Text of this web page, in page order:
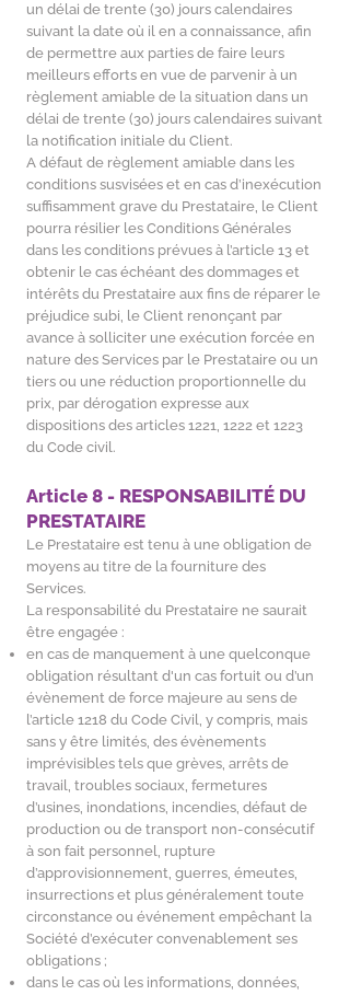
un délai de trente (30) jours calendaires
suivant la date où il en a connaissance, afin
de permettre aux parties de faire leurs
meilleurs efforts en vue de parvenir à un
règlement amiable de la situation dans un
délai de trente (30) jours calendaires suivant
la notification initiale du Client.
A défaut de règlement amiable dans les
conditions susvisées et en cas d’inexécution
suffisamment grave du Prestataire, le Client
pourra résilier les Conditions Générales
dans les conditions prévues à l’article 13 et
obtenir le cas échéant des dommages et
intérêts du Prestataire aux fins de réparer le
préjudice subi, le Client renonçant par
avance à solliciter une exécution forcée en
nature des Services par le Prestataire ou un
tiers ou une réduction proportionnelle du
prix, par dérogation expresse aux
dispositions des articles 1221, 1222 et 1223
du Code civil.
Article 8 - RESPONSABILITÉ DU
PRESTATAIRE
Le Prestataire est tenu à une obligation de
moyens au titre de la fourniture des
Services.
La responsabilité du Prestataire ne saurait
être engagée :
en cas de manquement à une quelconque
obligation résultant d'un cas fortuit ou d’un
évènement de force majeure au sens de
l’article 1218 du Code Civil, y compris, mais
sans y être limités, des évènements
imprévisibles tels que grèves, arrêts de
travail, troubles sociaux, fermetures
d’usines, inondations, incendies, défaut de
production ou de transport non-consécutif
à son fait personnel, rupture
d’approvisionnement, guerres, émeutes,
insurrections et plus généralement toute
circonstance ou événement empêchant la
Société d’exécuter convenablement ses
obligations ;
dans le cas où les informations, données,